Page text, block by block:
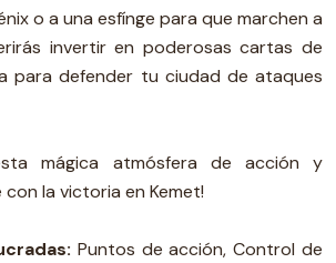
o a una esfínge para que marchen a
invertir en poderosas cartas de
para defender tu ciudad de ataques
mágica atmósfera de acción y
la victoria en Kemet!
Puntos de acción, Control de